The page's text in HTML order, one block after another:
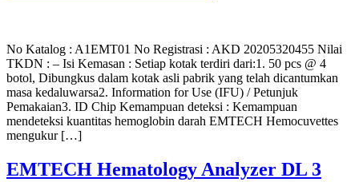
No Katalog : A1EMT01 No Registrasi : AKD 20205320455 Nilai
TKDN : – Isi Kemasan : Setiap kotak terdiri dari:1. 50 pcs @ 4
botol, Dibungkus dalam kotak asli pabrik yang telah dicantumkan
masa kedaluwarsa2. Information for Use (IFU) / Petunjuk
Pemakaian3. ID Chip Kemampuan deteksi : Kemampuan
mendeteksi kuantitas hemoglobin darah EMTECH Hemocuvettes
mengukur […]
EMTECH Hematology Analyzer DL 3